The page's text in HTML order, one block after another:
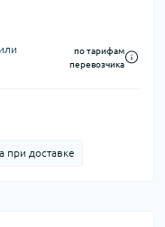
по тарифам
перевозчика
при доставке